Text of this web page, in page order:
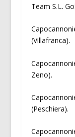
Team S.L.
(Villafranca).
Zeno).
(Peschiera).